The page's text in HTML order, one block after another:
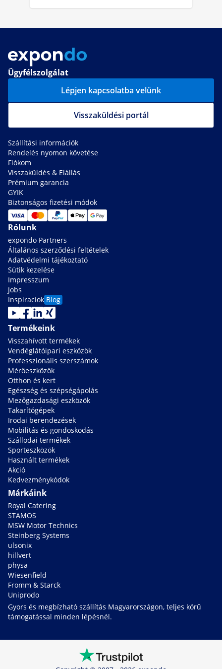
Ügyfélszolgálat
Lépjen kapcsolatba velünk
Visszaküldési portál
Szállítási információk
Rendelés nyomon követése
Fiókom
Visszaküldés & Elállás
Prémium garancia
GYIK
Biztonságos fizetési módok
Rólunk
expondo Partners
Általános szerződési feltételek
Adatvédelmi tájékoztató
Sütik kezelése
Impresszum
Jobs
Inspiraciok Blog
Termékeink
Visszahívott termékek
Vendéglátóipari eszközök
Professzionális szerszámok
Mérőeszközök
Otthon és kert
Egészség és szépségápolás
Mezőgazdasági eszközök
Takarítógépek
Irodai berendezések
Mobilitás és gondoskodás
Szállodai termékek
Sporteszközök
Használt termékek
Akció
Kedvezménykódok
Márkáink
Royal Catering
STAMOS
MSW Motor Technics
Steinberg Systems
ulsonix
hillvert
physa
Wiesenfield
Fromm & Starck
Uniprodo
Gyors és megbízható szállítás Magyarországon, teljes körű
támogatással minden lépésnél.